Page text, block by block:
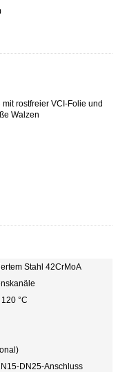
rostfreier VCI-Folie und
Walzen
Stahl 42CrMoA
°C
DN25-Anschluss